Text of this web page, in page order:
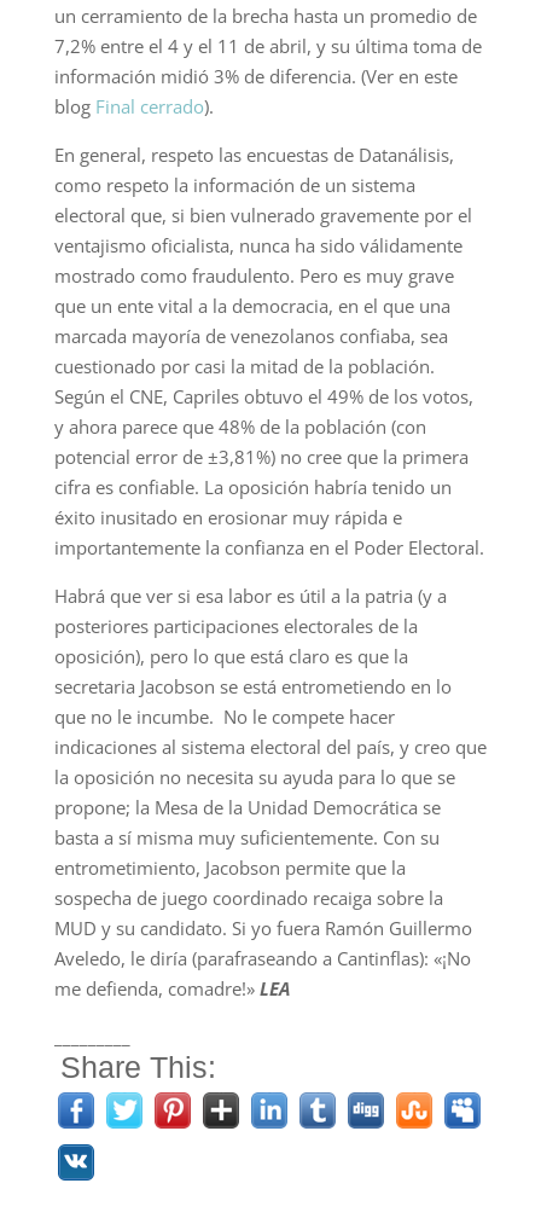
un cerramiento de la brecha hasta un promedio de
7,2% entre el 4 y el 11 de abril, y su última toma de
información midió 3% de diferencia. (Ver en este
blog Final cerrado).
En general, respeto las encuestas de Datanálisis,
como respeto la información de un sistema
electoral que, si bien vulnerado gravemente por el
ventajismo oficialista, nunca ha sido válidamente
mostrado como fraudulento. Pero es muy grave
que un ente vital a la democracia, en el que una
marcada mayoría de venezolanos confiaba, sea
cuestionado por casi la mitad de la población.
Según el CNE, Capriles obtuvo el 49% de los votos,
y ahora parece que 48% de la población (con
potencial error de ±3,81%) no cree que la primera
cifra es confiable. La oposición habría tenido un
éxito inusitado en erosionar muy rápida e
importantemente la confianza en el Poder Electoral.
Habrá que ver si esa labor es útil a la patria (y a
posteriores participaciones electorales de la
oposición), pero lo que está claro es que la
secretaria Jacobson se está entrometiendo en lo
que no le incumbe. No le compete hacer
indicaciones al sistema electoral del país, y creo que
la oposición no necesita su ayuda para lo que se
propone; la Mesa de la Unidad Democrática se
basta a sí misma muy suficientemente. Con su
entrometimiento, Jacobson permite que la
sospecha de juego coordinado recaiga sobre la
MUD y su candidato. Si yo fuera Ramón Guillermo
Aveledo, le diría (parafraseando a Cantinflas): «¡No
me defienda, comadre!» LEA
Share This: